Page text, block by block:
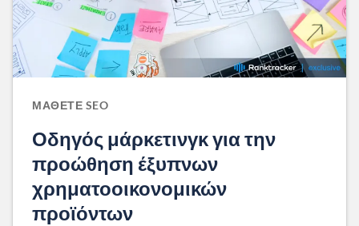
ΜΆΘΕΤΕ SEO
Οδηγός μάρκετινγκ για την
προώθηση έξυπνων
χρηματοοικονομικών
προϊόντων